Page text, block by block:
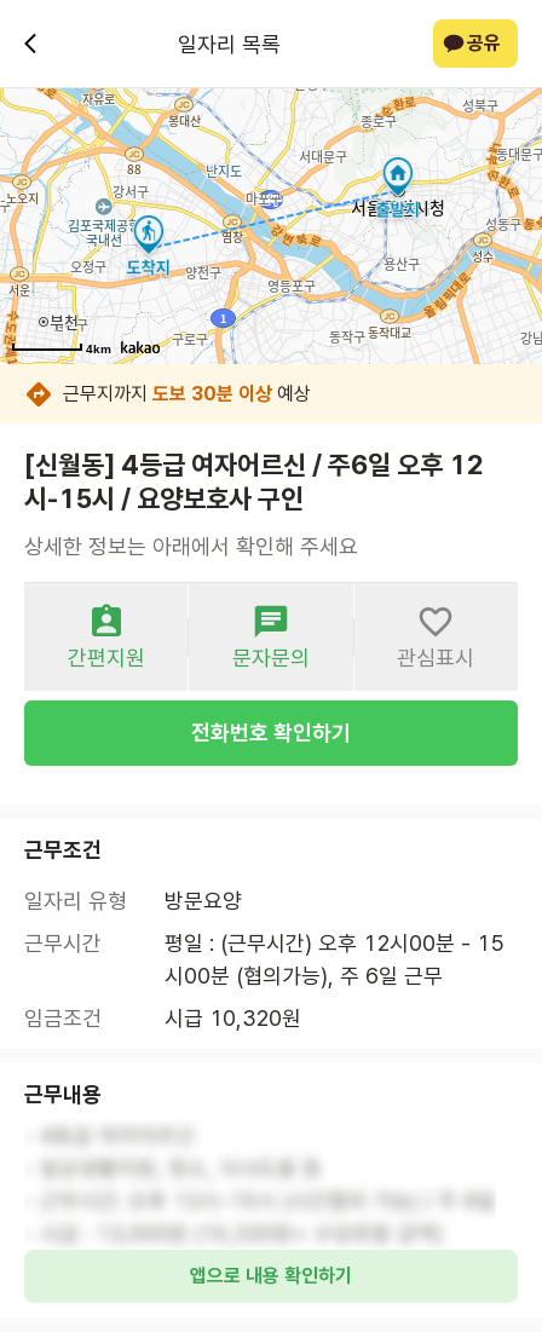
일자리 목록 공유
4km
4km
4km
4km
4km
4km
4km
4km
근무지까지 도보 30분 이상 예상
[신월동] 4등급 여자어르신 / 주6일 오후 12
시-15시 / 요양보호사 구인
상세한 정보는 아래에서 확인해 주세요
간편지원 문자문의 관심표시
전화번호 확인하기
근무조건
일자리 유형
방문요양
근무시간
평일 : (근무시간) 오후 12시00분 - 15
시00분 (협의가능), 주 6일 근무
임금조건
시급 10,320원
근무내용
앱으로 내용 확인하기